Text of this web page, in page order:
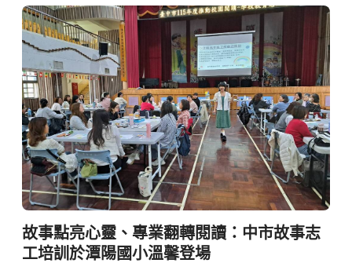
故事點亮心靈、專業翻轉閱讀：中市故事志
工培訓於潭陽國小溫馨登場